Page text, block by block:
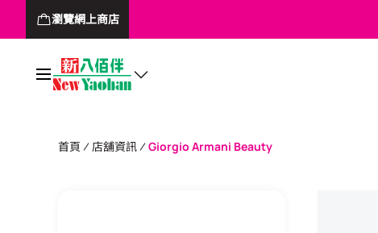
瀏覽網上商店
首頁 店舖資訊 Giorgio Armani Beauty